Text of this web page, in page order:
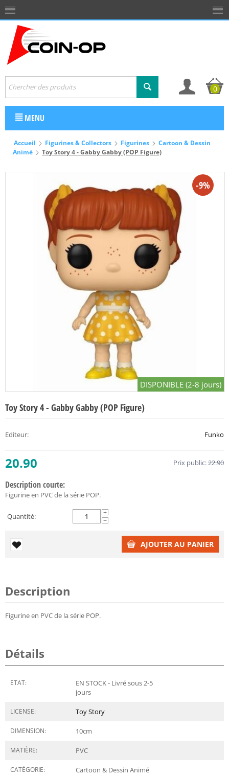
0
MENU
Accueil Figurines & Collectors Figurines
Cartoon & Dessin
Animé
Toy Story 4 - Gabby Gabby (POP Figure)
-9%
DISPONIBLE (2-8 jours)
Toy Story 4 - Gabby Gabby (POP Figure)
Editeur: Funko
20.90 Prix public:22.90
Description courte:
Figurine en PVC de la série POP.
Quantité:
+
−
AJOUTER AU PANIER
Description
Figurine en PVC de la série POP.
Détails
ETAT:
EN STOCK - Livré sous 2-5
jours
LICENSE: Toy Story
DIMENSION: 10cm
MATIÈRE: PVC
CATÉGORIE: Cartoon & Dessin Animé